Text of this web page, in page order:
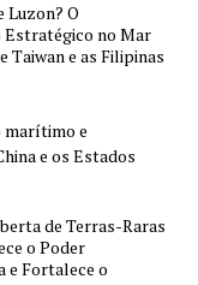
Luzon? O
no Mar
Taiwan e as Filipinas
marítimo e
e os Estados
de Terras-Raras
o Poder
e Fortalece o